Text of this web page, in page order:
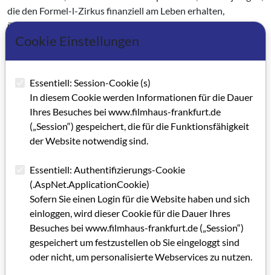
die den Formel-l-Zirkus finanziell am Leben erhalten,
überhaupt lohnt. Der Kommentator Willi Knupp vom RTL
macht, wie übri­gens alle seine Kollegen, verbal schon wahr,
Fahrer ein Adjektiv vermacht, das sich eigent­lich auf den
verlorenen vorderen Teil des Wagens bezieht, den der
Benann­te fuhr. Ganz selbstverständlich scheint es für die TV-
Reporter auch zu sein, daß zum Beispiel "Patrese an die Boxen
fährt um sich neue Reifen zu holen”, "Capelli über die Curps
500 Meter vor dem Ziel liegenbleibt” oder "ver­sucht, seine
Reifen zu kühlen”. Be­sonders futuristisch klang es, als "Alesi
Gerhard Berger über den Vor­derflügel fuhr und deshalb bei
McLa­ren andere Nasen bereitgelegt wur­den” .
Und schließlich kommentierte Jochen Maas eine leichten
Schleuderkurs mit den Worten: ”Ja, man ist da etwas
Cookie Einstellungen
Essentiell: Session-Cookie (s)
In diesem Cookie werden Informationen für die Dauer
Ihres Besuches bei www.filmhaus-frankfurt.de
(„Session“) gespeichert, die für die Funktionsfähigkeit
der Website notwendig sind.
Essentiell: Authentifizierungs-Cookie
(.AspNet.ApplicationCookie)
Sofern Sie einen Login für die Website haben und sich
einloggen, wird dieser Cookie für die Dauer Ihres
Besuches bei www.filmhaus-frankfurt.de („Session“)
gespeichert um festzustellen ob Sie eingeloggt sind
oder nicht, um personalisierte Webservices zu nutzen.